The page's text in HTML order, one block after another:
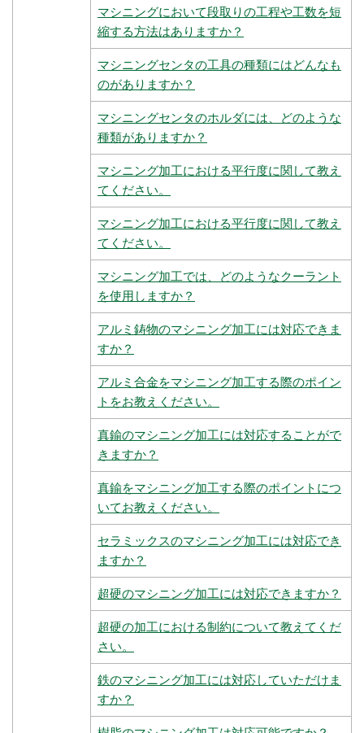
マシニングにおいて段取りの工程や工数を短
縮する方法はありますか？
マシニングセンタの工具の種類にはどんなも
のがありますか？
マシニングセンタのホルダには、どのような
種類がありますか？
マシニング加工における平行度に関して教え
てください。
マシニング加工における平行度に関して教え
てください。
マシニング加工では、どのようなクーラント
を使用しますか？
アルミ鋳物のマシニング加工には対応できま
すか？
アルミ合金をマシニング加工する際のポイン
トをお教えください。
真鍮のマシニング加工には対応することがで
きますか？
真鍮をマシニング加工する際のポイントにつ
いてお教えください。
セラミックスのマシニング加工には対応でき
ますか？
超硬のマシニング加工には対応できますか？
超硬の加工における制約について教えてくだ
さい。
鉄のマシニング加工には対応していただけま
すか？